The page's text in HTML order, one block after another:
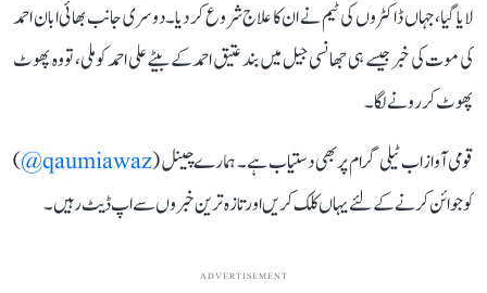
لایا گیا، جہاں ڈاکٹروں کی ٹیم نے ان کا علاج شروع کر دیا۔ دوسری جانب بھائی ابان احمد
کی موت کی خبر جیسے ہی جھانسی جیل میں بند عتیق احمد کے بیٹے علی احمد کو ملی، تو وہ پھوٹ
پھوٹ کر رونے لگا۔
قومی آواز اب ٹیلی گرام پر بھی دستیاب ہے۔ ہمارے چینل (qaumiawaz@
)
کو جوائن کرنے کے لئے یہاں کلک کریں اور تازہ ترین خبروں سے اپ ڈیٹ رہیں۔
ADVERTISEMENT